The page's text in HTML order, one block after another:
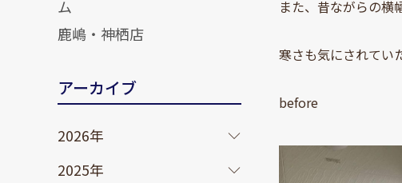
また、昔ながらの横
寒さも気にされてい
before
ム
鹿嶋・神栖店
アーカイブ
2026年
2025年